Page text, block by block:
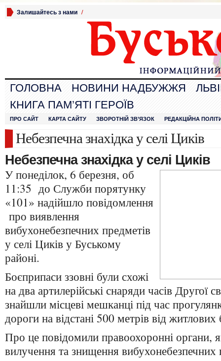
Залишайтесь з нами /
ГОЛОВНА НОВИНИ НАДБУЖЖЯ
КНИГА ПАМ’ЯТІ ГЕРОЇВ
ПРО САЙТ КАРТА САЙТУ ЗВОРОТНІЙ ЗВ’ЯЗОК РЕДАКЦІЙНА
Небезпечна знахідка у селі Циків
Небезпечна знахідка у селі Циків
У понеділок, 6 березня, об
11:35 до Служби порятунку
«101» надійшло повідомлення
про виявлення
вибухонебезпечних предметів
у селі Циків у Буському
районі.
Боєприпаси ззовні були схожі
на два артилерійські снаряди часів Другої
знайшли місцеві мешканці під час
дороги на відстані 500 метрів від житлових
Про це повідомили правоохоронні органи,
вилучення та знищення вибухонебезпечних